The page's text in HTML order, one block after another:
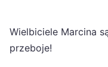
Wielbiciele Marcina
przeboje!